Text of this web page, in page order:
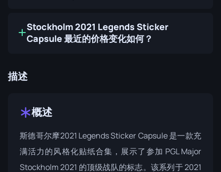
Stockholm 2021 Legends Sticker
Capsule 最近的价格变化如何？
描述
概述
斯德哥尔摩2021 Legends Sticker Capsule 是一款充
满活力的风格化贴纸合集，展示了参加 PGL Major
Stockholm 2021 的顶级战队的标志。该系列于 2021